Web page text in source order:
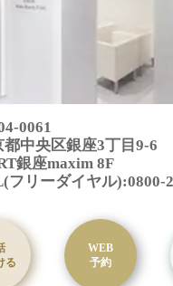
0061
都中央区銀座3丁目9-6
銀座maxim 8F
フリーダイヤル):0800-
る
WEB
予約